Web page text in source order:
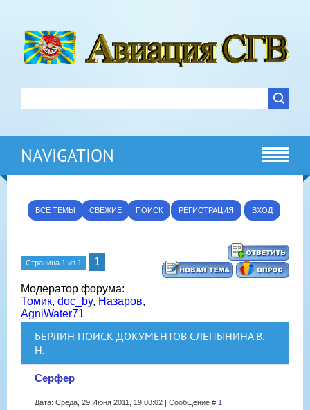
NAVIGATION
ВСЕ ТЕМЫ СВЕЖИЕ ПОИСК РЕГИСТРАЦИЯ ВХОД
Страница 1 из 1 1
Модератор форума:
Томик, doc_by, Назаров,
AgniWater71
БЕРЛИН ПОИСК ДОКУМЕНТОВ СЛЕПЫНИНА В.
Н.
Серфер
Дата: Среда, 29 Июня 2011, 19:08:02 | Сообщение # 1